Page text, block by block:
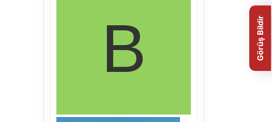
Görüş Bildir